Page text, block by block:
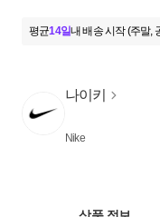
평균14일내 배송 시작 (주말,
나이키
Nike